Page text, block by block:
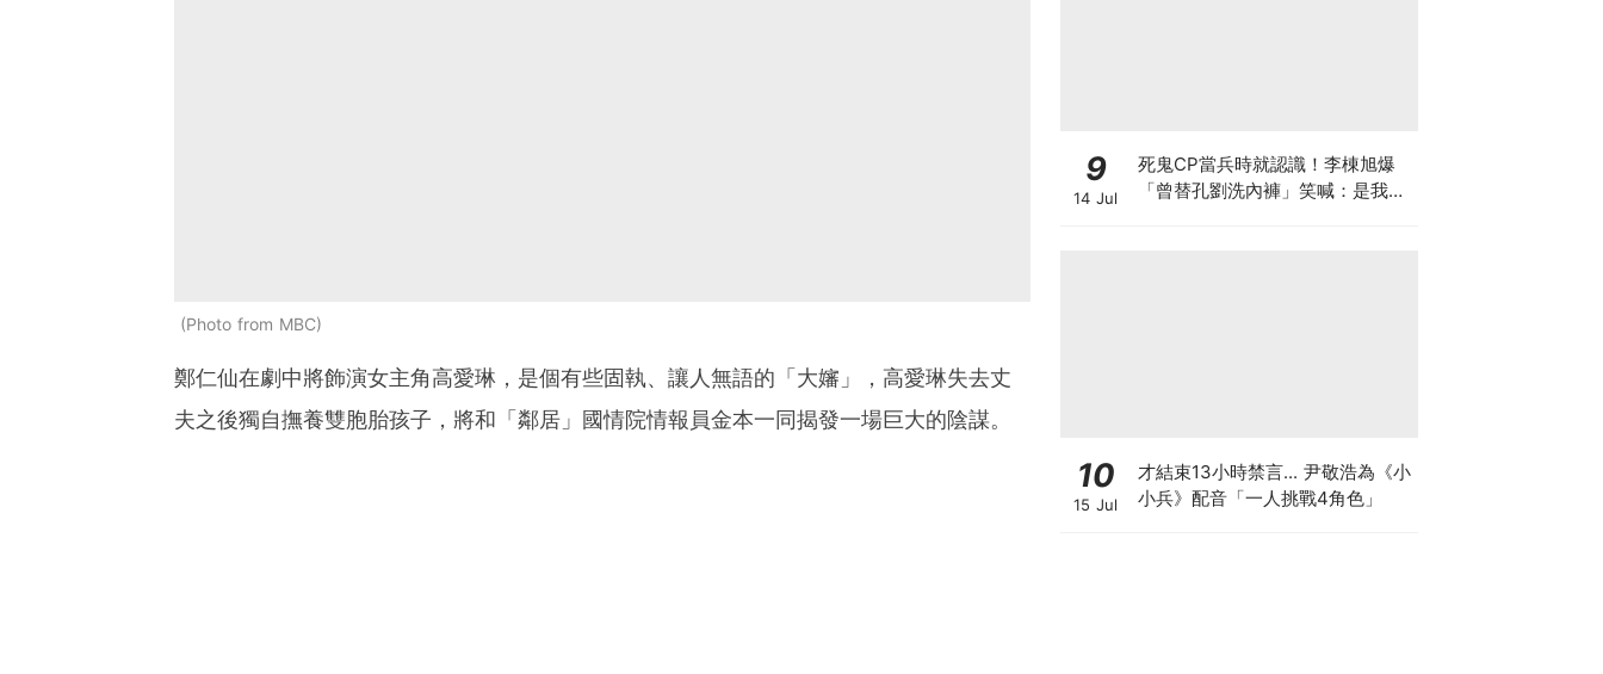
Photo from MBC
鄭仁仙在劇中將飾演女主角高愛琳，是個有些固執、讓人無語的「大嬸」，高愛琳失去丈
夫之後獨自撫養雙胞胎孩子，將和「鄰居」國情院情報員金本一同揭發一場巨大的陰謀。
9
14 Jul
死鬼CP當兵時就認識！李棟旭爆
「曾替孔劉洗內褲」笑喊：是我把
10
15 Jul
才結束13小時禁言... 尹敬浩為《小
小兵》配音「一人挑戰4角色」